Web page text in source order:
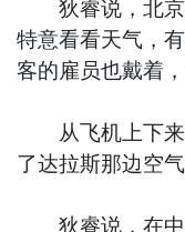
狄睿说，北京
特意看看天气，
客的雇员也戴着
从飞机上下来
了达拉斯那边空
狄睿说，在中